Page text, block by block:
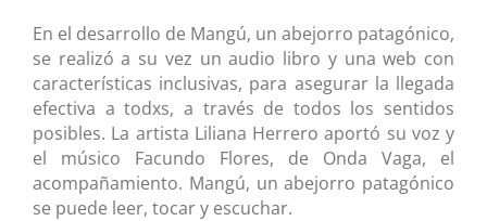
En el desarrollo de Mangú, un abejorro patagónico,
se realizó a su vez un audio libro y una web con
características inclusivas, para asegurar la llegada
efectiva a todxs, a través de todos los sentidos
posibles. La artista Liliana Herrero aportó su voz y
el músico Facundo Flores, de Onda Vaga, el
acompañamiento. Mangú, un abejorro patagónico
se puede leer, tocar y escuchar.